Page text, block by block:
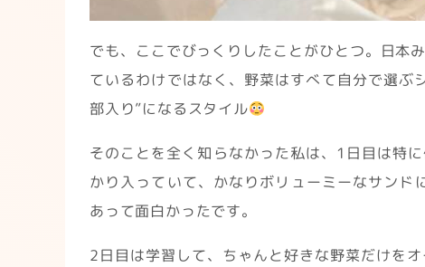
でも、ここでびっくりしたことがひとつ。日本
ているわけではなく、野菜はすべて自分で選ぶ
部入り”になるスタイル
そのことを全く知らなかった私は、1日目は特
かり入っていて、かなりボリューミーなサンド
あって面白かったです。
2日目は学習して、ちゃんと好きな野菜だけを